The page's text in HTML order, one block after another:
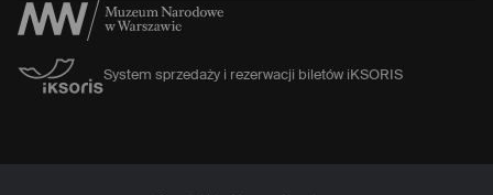
System sprzedaży i rezerwacji biletów iKSORIS